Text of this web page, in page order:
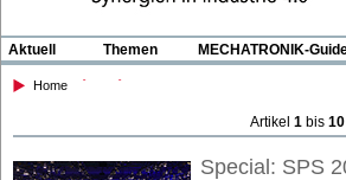
Aktuell Themen MECHATRONIK-
Home
Artikel 1bis 10
Special: SPS